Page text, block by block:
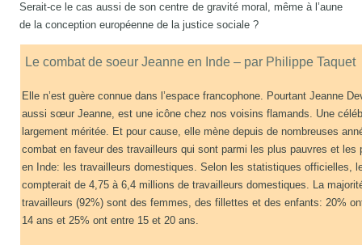
Serait-ce le cas aussi de son centre de gravité moral, même à l’aune
de la conception européenne de la justice sociale ?
Le combat de soeur Jeanne en Inde – par Philippe Taquet
Elle n’est guère connue dans l’espace francophone. Pourtant Jeanne
aussi sœur Jeanne, est une icône chez nos voisins flamands. Une
largement méritée. Et pour cause, elle mène depuis de nombreuses
combat en faveur des travailleurs qui sont parmi les plus pauvres et les
en Inde: les travailleurs domestiques. Selon les statistiques officielles,
compterait de 4,75 à 6,4 millions de travailleurs domestiques. La
travailleurs (92%) sont des femmes, des fillettes et des enfants: 20%
14 ans et 25% ont entre 15 et 20 ans.